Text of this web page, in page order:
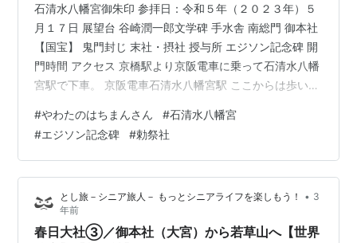
石清水八幡宮御朱印 参拝日：令和５年（２０２３年）５
月１７日 展望台 谷崎潤一郎文学碑 手水舎 南総門 御本社
【国宝】 鬼門封じ 末社・摂社 授与所 エジソン記念碑 開
門時間 アクセス 京橋駅より京阪電車に乗って石清水八幡
宮駅で下車。 京阪電車石清水八幡宮駅 ここからは歩いて
の駅に向かいます。 ケーブル電車は片道３００円でし
た。 石清水八幡宮境内図 マップを見ると山全体が神社で
すね。 ケーブル八幡宮山上駅 展望台 ケーブル八幡宮山
上駅を出て階段を登った所に展望台が有ります。 展望台
より京都方面 谷崎潤一郎文学碑 谷崎潤一郎文学碑 参道
を進みます…
#やわたのはちまんさん #石清水八幡宮
#エジソン記念碑 #勅祭社
とし旅－シニア旅人－ もっとシニアライフを楽しもう！ • 3
年前
春日大社③／御本社（大宮）から若草山へ【世界